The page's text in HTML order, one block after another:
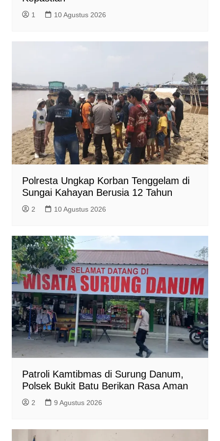
1 10 Agustus 2026
Polresta Ungkap Korban Tenggelam di
Sungai Kahayan Berusia 12 Tahun
2 10 Agustus 2026
Patroli Kamtibmas di Surung Danum,
Polsek Bukit Batu Berikan Rasa Aman
2 9 Agustus 2026